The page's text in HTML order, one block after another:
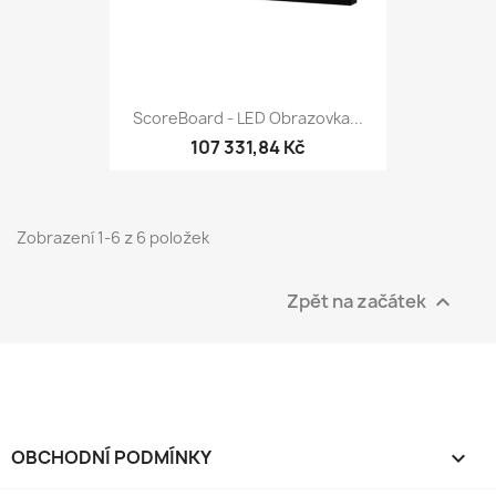
ScoreBoard - LED Obrazovka...
107 331,84 Kč
Zobrazení 1-6 z 6 položek
Zpět na začátek 
OBCHODNÍ PODMÍNKY 